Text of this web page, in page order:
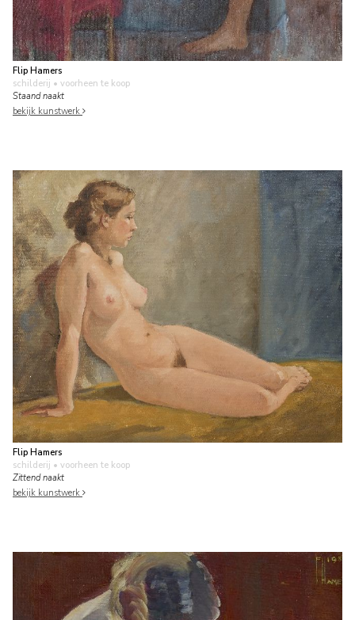
Flip Hamers
schilderij • voorheen te koop
Staand naakt
bekijk kunstwerk
Flip Hamers
schilderij • voorheen te koop
Zittend naakt
bekijk kunstwerk